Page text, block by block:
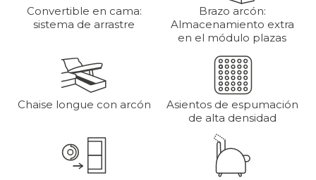
Convertible en cama:
sistema de arrastre
Brazo arcón:
Almacenamiento extra
en el módulo plazas
Chaise longue con arcón
Asientos de espumación
de alta densidad